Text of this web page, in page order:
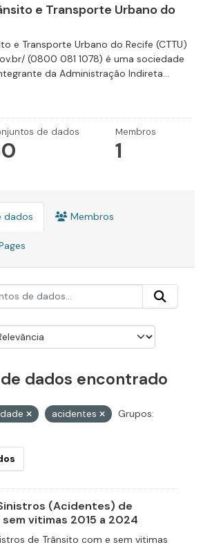
e Transporte Urbano do
e Transporte Urbano do Recife (CTTU)
(0800 081 1078) é uma sociedade
da Administração Indireta...
de dados Membros
1
dados Membros
dados encontrado
acidentes
Grupos:
(Acidentes) de
vitimas 2015 a 2024
de Trânsito com e sem vitimas